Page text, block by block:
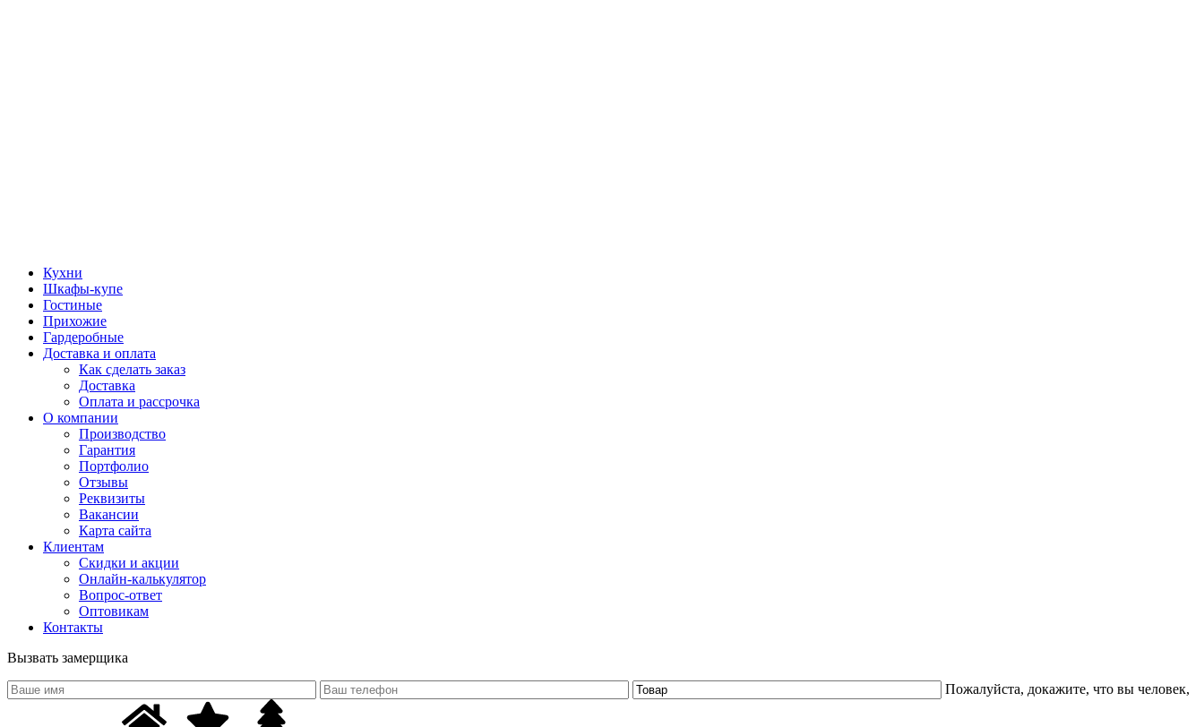
Кухни
Шкафы-купе
Гостиные
Прихожие
Гардеробные
Доставка и оплата
Как сделать заказ
Доставка
Оплата и рассрочка
О компании
Производство
Гарантия
Портфолио
Отзывы
Реквизиты
Вакансии
Карта сайта
Клиентам
Скидки и акции
Онлайн-калькулятор
Вопрос-ответ
Оптовикам
Контакты
Вызвать замерщика
Пожалуйста, докажите, что вы человек,